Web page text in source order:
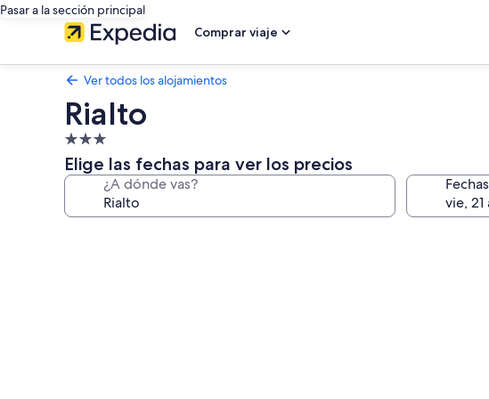
Pasar a la sección principal
Comprar viaje
Ver todos los alojamientos
Rialto
Alojamiento
de
3.0 estrellas
Elige las fechas para ver los precios
¿A dónde vas? Fechas